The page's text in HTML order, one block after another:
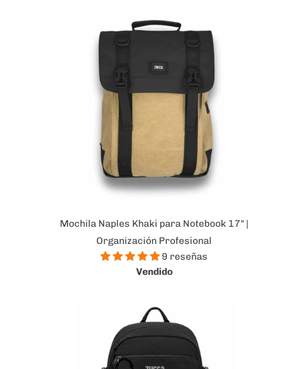
Mochila Naples Khaki para Notebook 17" |
Organización Profesional
9 reseñas
Vendido